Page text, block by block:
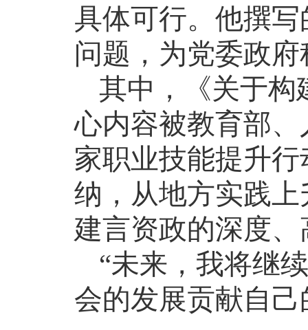
具体可行。他撰
问题，为党委政
其中，《关于构
心内容被教育部
家职业技能提升
纳，从地方实践
建言资政的深度
“未来，我将继
会的发展贡献自